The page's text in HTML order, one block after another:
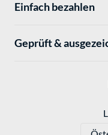
Einfach bezahlen
Geprüft &